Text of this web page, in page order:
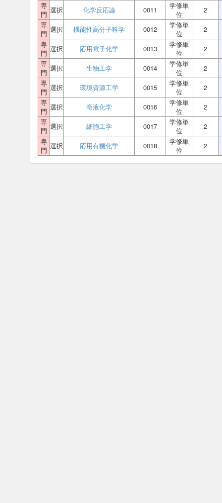
専
門 選択 化学反応論 0011
学修単
位
2
専
門 選択 機能性高分子科学 0012
学修単
位
2
専
門 選択 応用電子化学 0013
学修単
位
2
専
門 選択 生物工学 0014
学修単
位
2
専
門 選択 環境資源工学 0015
学修単
位
2
専
門 選択 溶液化学 0016
学修単
位
2
専
門 選択 細胞工学 0017
学修単
位
2
専
門 選択 応用有機化学 0018
学修単
位
2